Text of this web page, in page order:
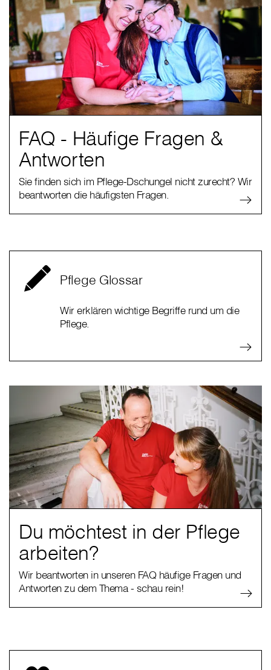
FAQ - Häufige Fragen &
Antworten
Sie finden sich im Pflege-Dschungel nicht zurecht? Wir
beantworten die häufigsten Fragen.
Pflege Glossar
Wir erklären wichtige Begriffe rund um die
Pflege.
Du möchtest in der Pflege
arbeiten?
Wir beantworten in unseren FAQ häufige Fragen und
Antworten zu dem Thema - schau rein!